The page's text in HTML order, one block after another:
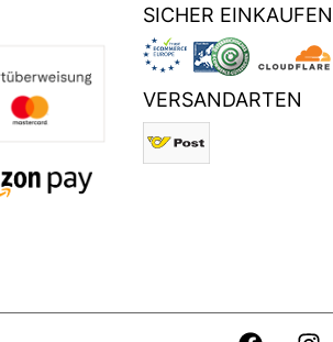
SICHER EINKAUFEN
VERSANDARTEN